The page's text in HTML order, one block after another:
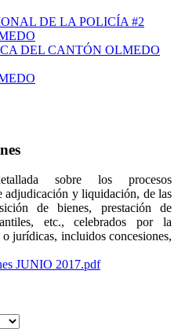
DE LA POLICÍA #2
DEL CANTÓN OLMEDO
sobre los procesos
adjudicación y liquidación, de las
de bienes, prestación de
etc., celebrados por la
jurídicas, incluidos concesiones,
JUNIO 2017.pdf